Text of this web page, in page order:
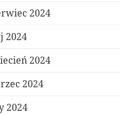
2024
2024
2024
2024
2024